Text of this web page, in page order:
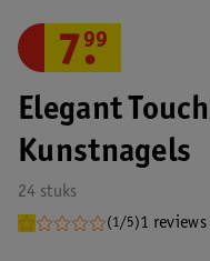
Elegant
Kunstnagels
24 stuks
(1/5)1 reviews
7.
99